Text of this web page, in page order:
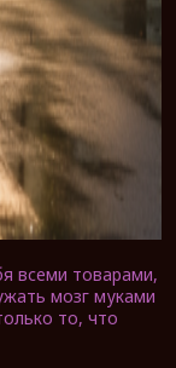
всеми товарами,
мозг муками
то, что